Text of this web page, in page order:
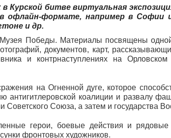
Курской битве виртуальная
офлайн-формате, например в Софии
и др.
Победы. Материалы посвящены
документов, карт,
и контрнаступлениях на Орловском
на Огненной дуге, которое
коалиции и развалу
Советского Союза, а затем и государства
герои, боевые действия и
фронтовых художников.